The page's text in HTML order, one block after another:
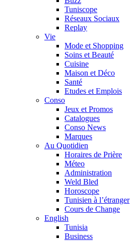
Tuniscope
Réseaux Sociaux
Replay
Vie
Mode et Shopping
Soins et Beauté
Cuisine
Maison et Déco
Santé
Etudes et Emplois
Conso
Jeux et Promos
Catalogues
Conso News
Marques
Au Quotidien
Horaires de Prière
Méteo
Administration
Weld Bled
Horoscope
Tunisien à l’étranger
Cours de Change
English
Tunisia
Business